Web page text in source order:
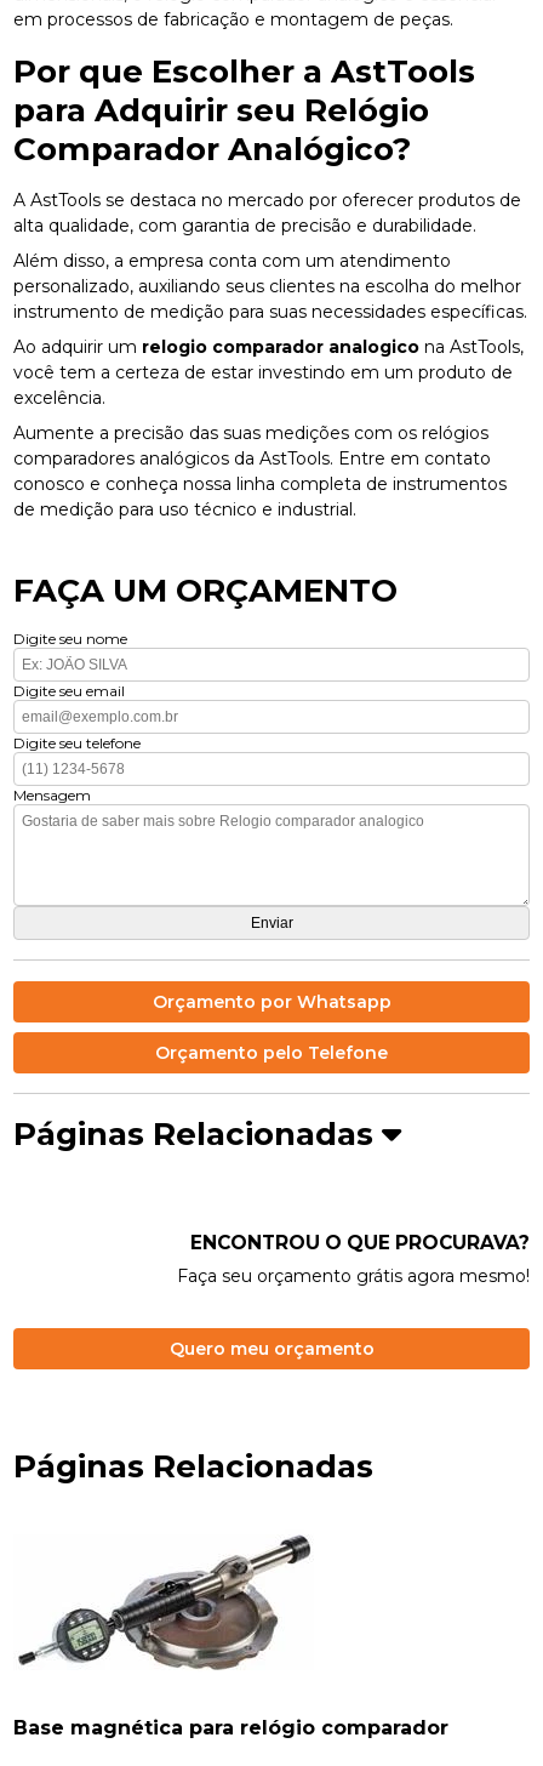
em processos de fabricação e montagem de peças.
Por que Escolher a AstTools
para Adquirir seu Relógio
Comparador Analógico?
A AstTools se destaca no mercado por oferecer produtos de
alta qualidade, com garantia de precisão e durabilidade.
Além disso, a empresa conta com um atendimento
personalizado, auxiliando seus clientes na escolha do melhor
instrumento de medição para suas necessidades específicas.
Ao adquirir um relogio comparador analogico na AstTools,
você tem a certeza de estar investindo em um produto de
excelência.
Aumente a precisão das suas medições com os relógios
comparadores analógicos da AstTools. Entre em contato
conosco e conheça nossa linha completa de instrumentos
de medição para uso técnico e industrial.
FAÇA UM ORÇAMENTO
Digite seu nome
Digite seu email
Digite seu telefone
Mensagem
Orçamento por Whatsapp
Orçamento pelo Telefone
Páginas Relacionadas
ENCONTROU O QUE PROCURAVA?
Faça seu orçamento grátis agora mesmo!
Quero meu orçamento
Páginas Relacionadas
Base magnética para relógio comparador